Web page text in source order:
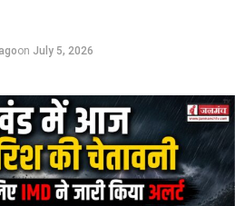
on July 5, 2026